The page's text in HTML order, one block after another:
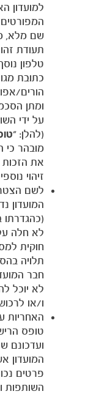
למועדון
שם מלא,
תעודת
טלפון
כתובת
הורים/
ומתן
על ידי
(להלן: "
מובהר
את הזכות
זיהוי
לשם
המועדון
לא חלה
חוקית
תלויה
חבר
לא יוכל
ו/או
האחריות
טופס
ועדכונם
המועדון
פרטים
השותפות